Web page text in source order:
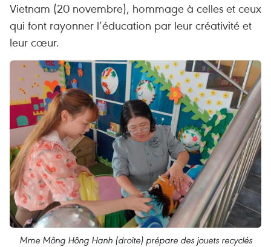
Vietnam (20 novembre), hommage à celles et ceux
qui font rayonner l’éducation par leur créativité et
leur cœur.
Mme Mông Hông Hanh (droite) prépare des jouets recyclés